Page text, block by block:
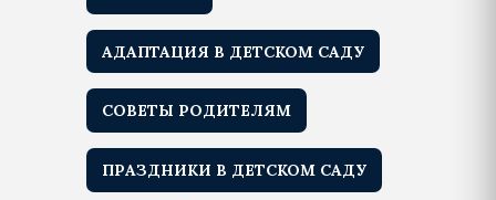
АДАПТАЦИЯ В ДЕТСКОМ САДУ
СОВЕТЫ РОДИТЕЛЯМ
ПРАЗДНИКИ В ДЕТСКОМ САДУ